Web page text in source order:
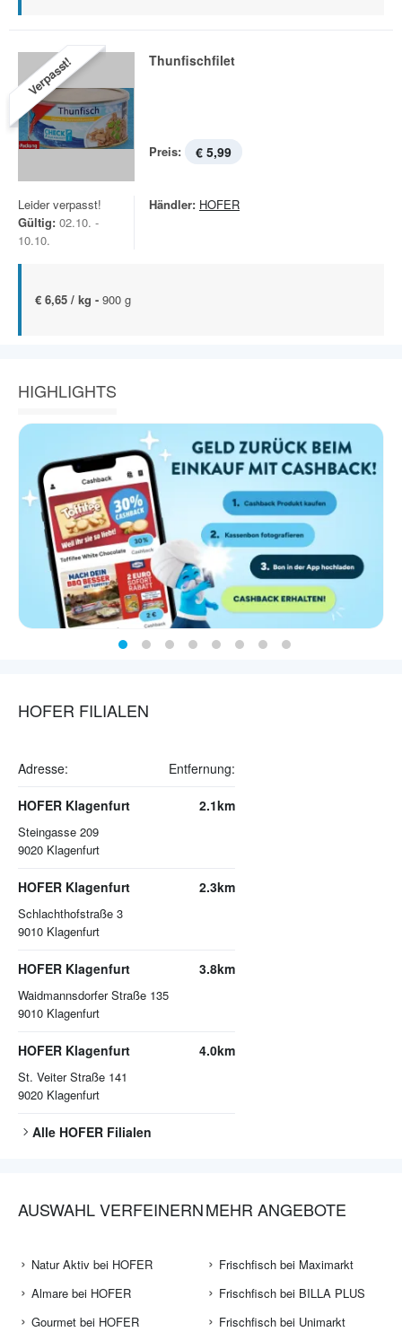
Verpasst! Thunfischfilet
Preis: € 5,99
Leider verpasst!
Gültig: 02.10. -
10.10.
Händler: HOFER
€ 6,65 / kg - 900 g
HIGHLIGHTS
HOFER FILIALEN
Adresse: Entfernung:
HOFER Klagenfurt
Steingasse 209
9020 Klagenfurt
2.1km
HOFER Klagenfurt
Schlachthofstraße 3
9010 Klagenfurt
2.3km
HOFER Klagenfurt
Waidmannsdorfer Straße 135
9010 Klagenfurt
3.8km
HOFER Klagenfurt
St. Veiter Straße 141
9020 Klagenfurt
4.0km
Alle HOFER Filialen
AUSWAHL VERFEINERN
Natur Aktiv bei HOFER
Almare bei HOFER
Gourmet bei HOFER
MEHR ANGEBOTE
Frischfisch bei Maximarkt
Frischfisch bei BILLA PLUS
Frischfisch bei Unimarkt